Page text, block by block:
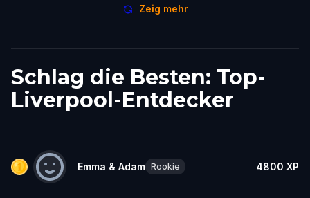
Zeig mehr
Schlag die Besten: Top-
Liverpool-Entdecker
Emma & Adam Rookie 4800 XP